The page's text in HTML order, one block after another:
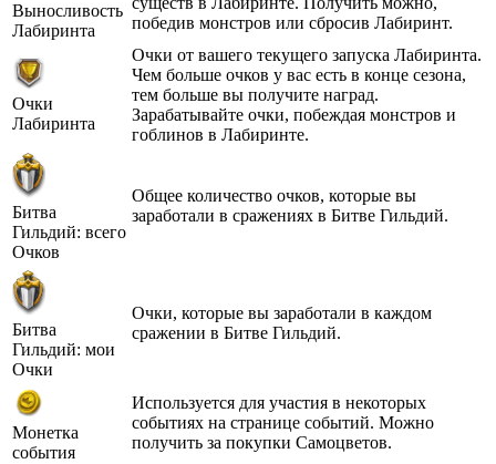
Выносливость
Лабиринта
победив монстров или сбросив Лабиринт.
Очки
Лабиринта
Очки от вашего текущего запуска Лабиринта.
Чем больше очков у вас есть в конце сезона,
тем больше вы получите наград.
Зарабатывайте очки, побеждая монстров и
гоблинов в Лабиринте.
Битва
Гильдий: всего
Очков
Общее количество очков, которые вы
заработали в сражениях в Битве Гильдий.
Битва
Гильдий: мои
Очки
Очки, которые вы заработали в каждом
сражении в Битве Гильдий.
Монетка
события
Используется для участия в некоторых
событиях на странице событий. Можно
получить за покупки Самоцветов.